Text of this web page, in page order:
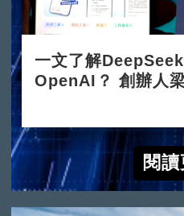
一文了解
OpenAI？ 創辦人
閱